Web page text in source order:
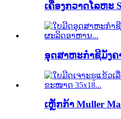
ເຄື່ອງກວາດໂລຫະ
ອຸດສາຫະກຳຊີມັງຄ
ເຫຼັກກ້າ Muller